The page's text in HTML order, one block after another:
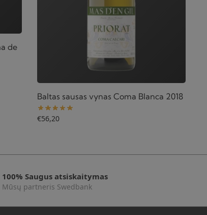
de
Baltas sausas vynas Coma Blanca 2018
€56,20
100% Saugus atsiskaitymas
Mūsų partneris Swedbank